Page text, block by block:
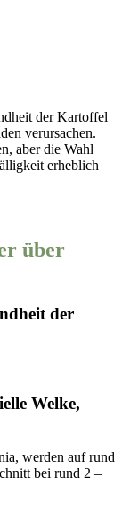
der Kartoffel
verursachen.
aber die Wahl
erheblich
über
der
Welke,
werden auf rund
bei rund 2 –